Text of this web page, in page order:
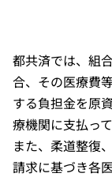
都共済では、組
合、その医療費
する負担金を原
療機関に支払って
また、柔道整復
請求に基づき各